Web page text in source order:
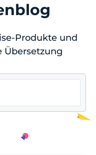
Produkte und
Übersetzung